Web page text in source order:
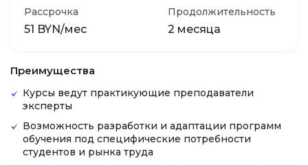
Рассрочка
51 BYN/мес
Продолжительность
2 месяца
Преимущества
Курсы ведут практикующие преподаватели
эксперты
Возможность разработки и адаптации программ
обучения под специфические потребности
студентов и рынка труда